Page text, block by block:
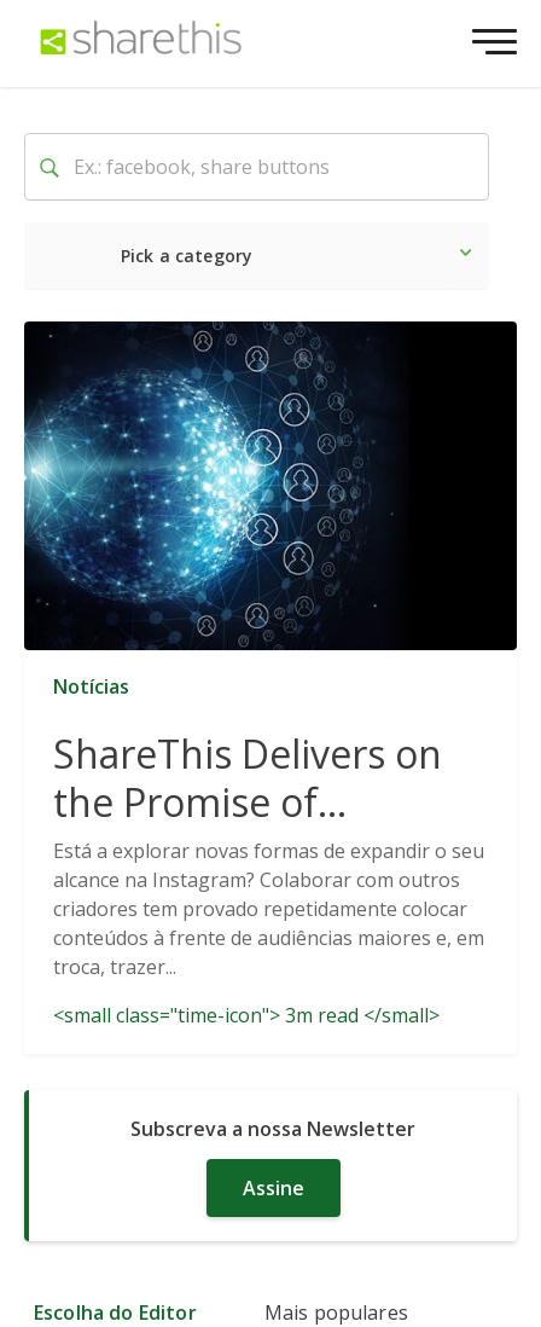
Pick a category
O mais recente Social
Notícias
ShareThis Delivers on
the Promise of
Cookieless Data
Solutions
Está a explorar novas formas de expandir o seu
alcance na Instagram? Colaborar com outros
criadores tem provado repetidamente colocar
conteúdos à frente de audiências maiores e, em
troca, trazer...
<small class="time-icon"> 3m read </small>
Subscreva a nossa Newsletter
Assine
Escolha do Editor Mais populares